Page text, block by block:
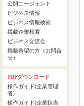
公開エージェント
ビジネス情報
ビジネス情報検索
掲載企業検索
ビジネス交流会
掲載希望の方（お問合
せ）
PDFダウンロード
操作ガイド(企業管理
者)
操作ガイド(企業担当